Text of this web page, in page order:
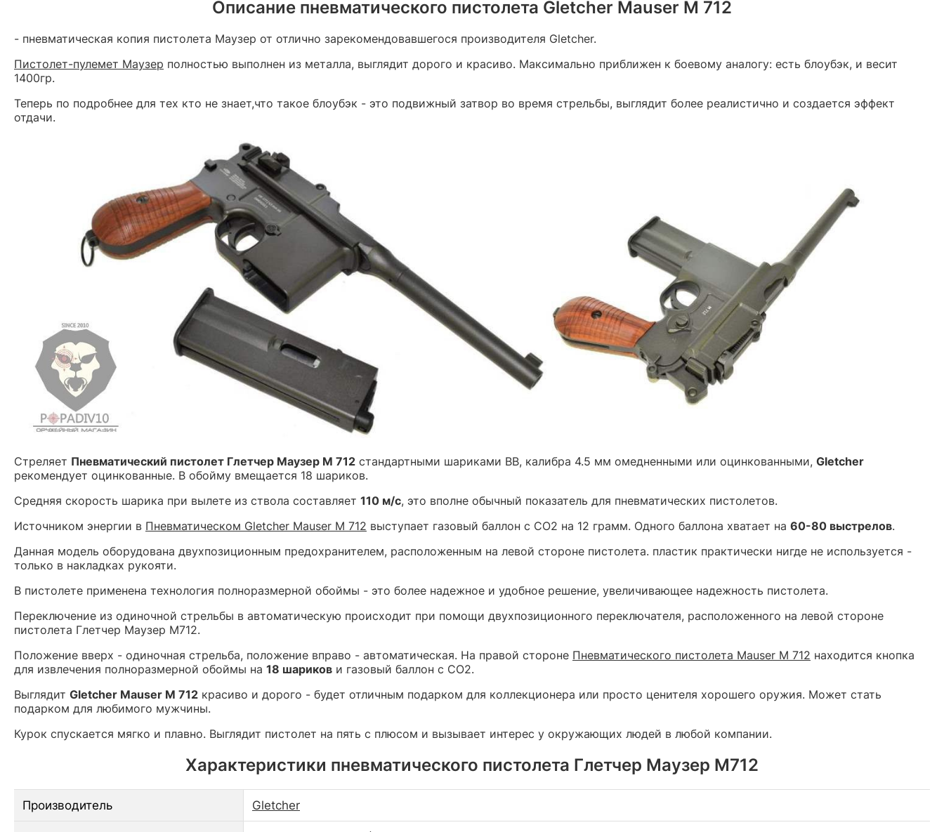
Описание пневматического пистолета Gletcher Mauser M 712
- пневматическая копия пистолета Маузер от отлично зарекомендовавшегося производителя Gletcher.
Пистолет-пулемет Маузер полностью выполнен из металла, выглядит дорого и красиво. Максимально приближен к боевому аналогу: есть блоубэк, и весит
1400гр.
Теперь по подробнее для тех кто не знает,что такое блоубэк - это подвижный затвор во время стрельбы, выглядит более реалистично и создается эффект
отдачи.
Стреляет Пневматический пистолет Глетчер Маузер М 712 стандартными шариками ВВ, калибра 4.5 мм омедненными или оцинкованными, Gletcher
рекомендует оцинкованные. В обойму вмещается 18 шариков.
Средняя скорость шарика при вылете из ствола составляет 110 м/с, это вполне обычный показатель для пневматических пистолетов.
Источником энергии в Пневматическом Gletcher Mauser M 712 выступает газовый баллон с СО2 на 12 грамм. Одного баллона хватает на 60-80 выстрелов.
Данная модель оборудована двухпозиционным предохранителем, расположенным на левой стороне пистолета. пластик практически нигде не используется -
только в накладках рукояти.
В пистолете применена технология полноразмерной обоймы - это более надежное и удобное решение, увеличивающее надежность пистолета.
Переключение из одиночной стрельбы в автоматическую происходит при помощи двухпозиционного переключателя, расположенного на левой стороне
пистолета Глетчер Маузер М712.
Положение вверх - одиночная стрельба, положение вправо - автоматическая. На правой стороне Пневматического пистолета Mauser M 712 находится кнопка
для извлечения полноразмерной обоймы на 18 шариков и газовый баллон с СО2.
Выглядит Gletcher Mauser M 712 красиво и дорого - будет отличным подарком для коллекционера или просто ценителя хорошего оружия. Может стать
подарком для любимого мужчины.
Курок спускается мягко и плавно. Выглядит пистолет на пять с плюсом и вызывает интерес у окружающих людей в любой компании.
Характеристики пневматического пистолета Глетчер Маузер М712
Производитель Gletcher